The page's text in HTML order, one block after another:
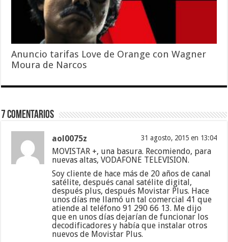
Anuncio tarifas Love de Orange con Wagner
Moura de Narcos
7 comentarios
aol0075z 31 agosto, 2015 en 13:04
MOVISTAR +, una basura. Recomiendo, para
nuevas altas, VODAFONE TELEVISION.
Soy cliente de hace más de 20 años de canal
satélite, después canal satélite digital,
después plus, después Movistar Plus. Hace
unos días me llamó un tal comercial 41 que
atiende al teléfono 91 290 66 13. Me dijo
que en unos días dejarían de funcionar los
decodificadores y había que instalar otros
nuevos de Movistar Plus.